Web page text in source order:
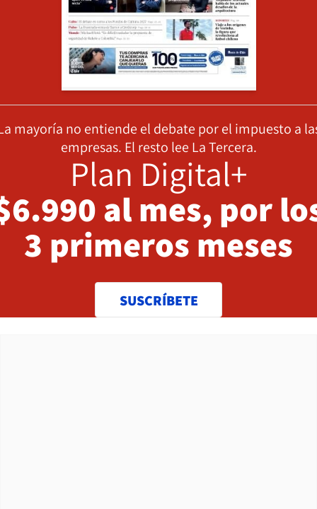
mayoría no entiende el debate por el impuesto a
empresas. El resto lee La Tercera.
Plan Digital+
al mes, por
3 primeros meses
SUSCRÍBETE